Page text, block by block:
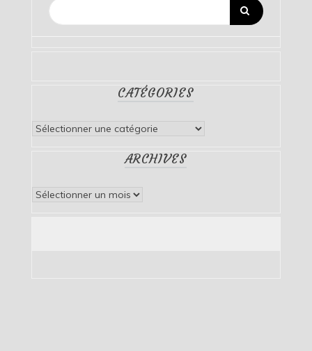
CATÉGORIES
Catégories
ARCHIVES
Archives